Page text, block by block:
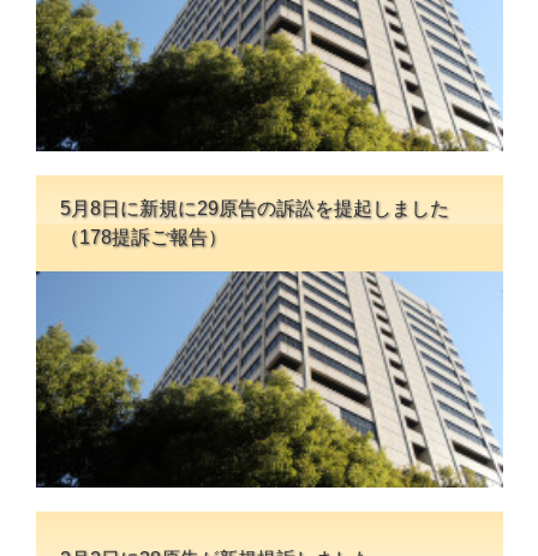
5月8日に新規に29原告の訴訟を提起しました
（178提訴ご報告）